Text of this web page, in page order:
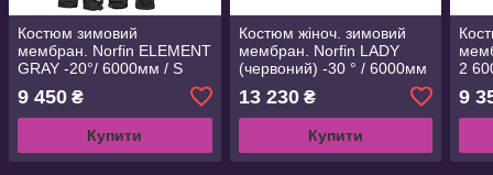
Костюм зимовий
мембран. Norfin ELEMENT
GRAY -20°/ 6000мм / S
9 450 ₴
Купити
Костюм жіноч. зимовий
мембран. Norfin LADY
(червоний) -30 ° / 6000мм
13 230₴
Купити
2
9